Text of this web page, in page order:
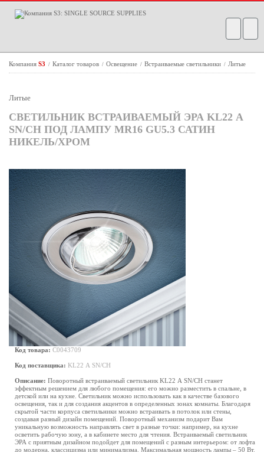
Компания S3 / Каталог товаров / Освещение / Встраиваемые светильники / Литые
Литые
СВЕТИЛЬНИК ВСТРАИВАЕМЫЙ ЭРА KL22 А
SN/CH ПОД ЛАМПУ MR16 GU5.3 САТИН
НИКЕЛЬ/ХРОМ
Код товара: C0043709
Код поставщика: KL22 А SN/CH
Описание: Поворотный встраиваемый светильник KL22 А SN/CH станет
эффектным решением для любого помещения: его можно разместить в спальне, в
детской или на кухне. Светильник можно использовать как в качестве базового
освещения, так и для создания акцентов в определенных зонах комнаты. Благодаря
скрытой части корпуса светильники можно встраивать в потолок или стены,
создавая разный дизайн помещений. Поворотный механизм подарит Вам
уникальную возможность направлять свет в разные точки: например, на кухне
осветить рабочую зону, а в кабинете место для чтения. Встраиваемый светильник
ЭРА с приятным дизайном подойдет для помещений с разным интерьером: от лофта
до модерна, классицизма или минимализма. Максимальная мощность лампы – 50 Вт.